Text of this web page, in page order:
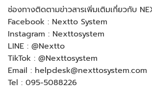
ช่องทางติดตามข่าวสารเพิ่มเติมเกี่ยวกับ
Facebook : Nextto System
Instagram : Nexttosystem
LINE : @Nextto
TikTok : @Nexttosystem
Email : helpdesk@nexttosystem.com
Tel : 095-5088226